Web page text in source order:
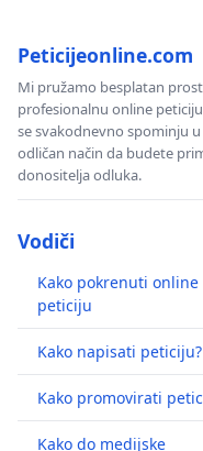
Peticijeonline.com
Mi pružamo besplatan
profesionalnu online
se svakodnevno spominju
odličan način da budete
donositelja odluka.
Vodiči
Kako pokrenuti online
peticiju
Kako napisati peticiju?
Kako promovirati
Kako do medijske